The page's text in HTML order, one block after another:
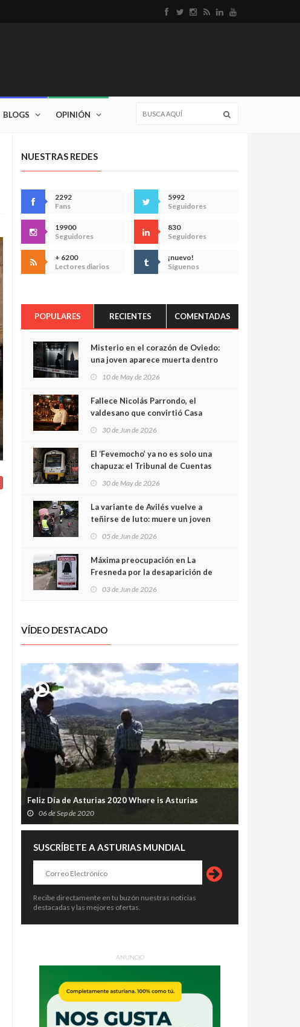
BLOGS OPINIÓN
NUESTRAS REDES
2292
Fans
5992
Seguidores
19900
Seguidores
830
Seguidores
+ 6200
Lectores diarios
¡nuevo!
Síguenos
POPULARES RECIENTES COMENTADAS
Misterio en el corazón de Oviedo:
una joven aparece muerta dentro
cámaras captan sus últimos
minutos
10 de May de 2026
Fallece Nicolás Parrondo, el
valdesano que convirtió Casa
30 de Jun de 2026
El ‘Fevemocho’ ya no es solo una
chapuza: el Tribunal de Cuentas
sobrecoste de los trenes que no
cabían por los túneles
30 de May de 2026
La variante de Avilés vuelve a
teñirse de luto: muere un joven
05 de Jun de 2026
Máxima preocupación en La
Fresneda por la desaparición de
03 de Jun de 2026
VÍDEO DESTACADO
Feliz Día de Asturias 2020 Where is Asturias
06 de Sep de 2020
SUSCRÍBETE A ASTURIAS MUNDIAL
Recibe directamente en tu buzón nuestras noticias
destacadas y las mejores ofertas.
ANUNCIO